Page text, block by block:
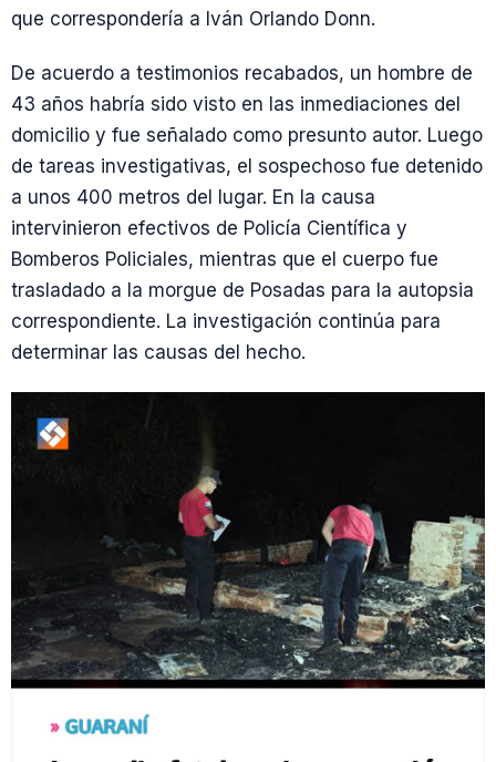
que correspondería a Iván Orlando Donn.
De acuerdo a testimonios recabados, un hombre de
43 años habría sido visto en las inmediaciones del
domicilio y fue señalado como presunto autor. Luego
de tareas investigativas, el sospechoso fue detenido
a unos 400 metros del lugar. En la causa
intervinieron efectivos de Policía Científica y
Bomberos Policiales, mientras que el cuerpo fue
trasladado a la morgue de Posadas para la autopsia
correspondiente. La investigación continúa para
determinar las causas del hecho.